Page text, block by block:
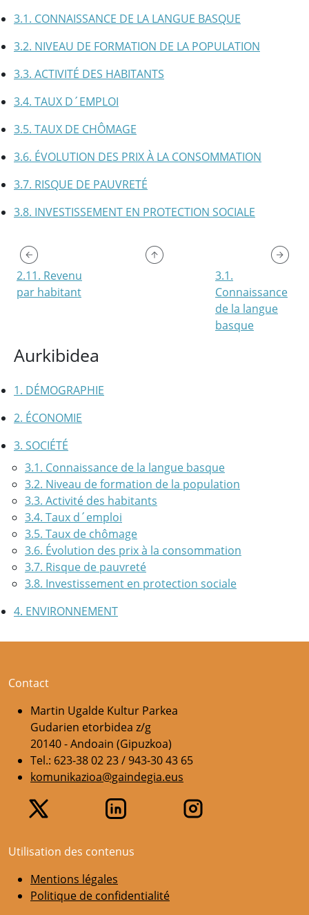
Aurkibidea
1. DÉMOGRAPHIE
2. ÉCONOMIE
3. SOCIÉTÉ
3.1. Connaissance de la langue basque
3.2. Niveau de formation de la population
3.3. Activité des habitants
3.4. Taux d´emploi
3.5. Taux de chômage
3.6. Évolution des prix à la consommation
3.7. Risque de pauvreté
3.8. Investissement en protection sociale
4. ENVIRONNEMENT
3.1. CONNAISSANCE DE LA LANGUE BASQUE
3.2. NIVEAU DE FORMATION DE LA POPULATION
3.3. ACTIVITÉ DES HABITANTS
3.4. TAUX D´EMPLOI
3.5. TAUX DE CHÔMAGE
3.6. ÉVOLUTION DES PRIX À LA CONSOMMATION
3.7. RISQUE DE PAUVRETÉ
3.8. INVESTISSEMENT EN PROTECTION SOCIALE
2.11. Revenu
par habitant
3.1.
Connaissance
de la langue
basque
Contact
Martin Ugalde Kultur Parkea
Gudarien etorbidea z/g
20140 - Andoain (Gipuzkoa)
Tel.: 623-38 02 23 / 943-30 43 65
komunikazioa@gaindegia.eus
Utilisation des contenus
Mentions légales
Politique de confidentialité